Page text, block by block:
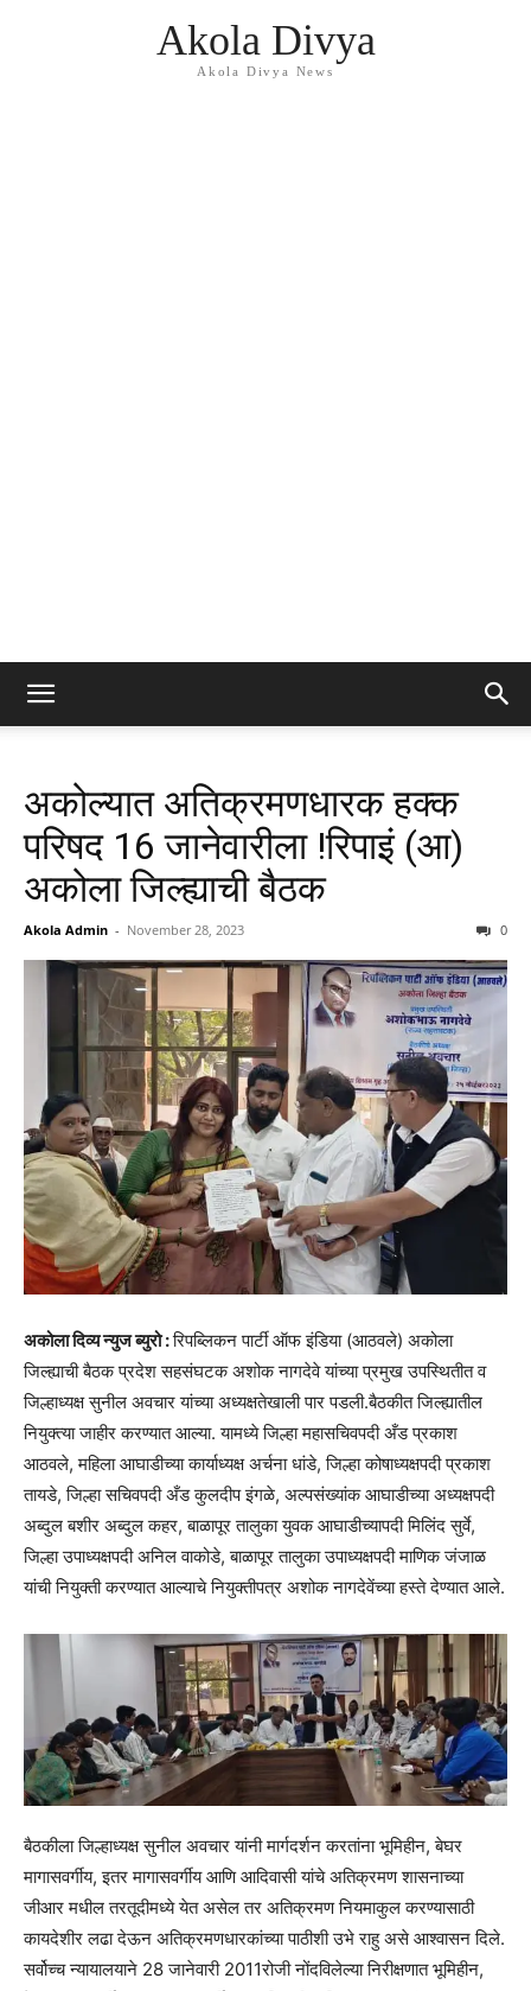
Akola Divya
Akola Divya News
अकोल्यात अतिक्रमणधारक हक्क
परिषद 16 जानेवारीला !रिपाइं (आ)
अकोला जिल्ह्याची बैठक
Akola Admin - November 28, 2023 0
अकोला दिव्य न्युज ब्युरो :रिपब्लिकन पार्टी ऑफ इंडिया (आठवले) अकोला
जिल्ह्याची बैठक प्रदेश सहसंघटक अशोक नागदेवे यांच्या प्रमुख उपस्थितीत व
जिल्हाध्यक्ष सुनील अवचार यांच्या अध्यक्षतेखाली पार पडली.बैठकीत जिल्ह्यातील
नियुक्त्या जाहीर करण्यात आल्या. यामध्ये जिल्हा महासचिवपदी अँड प्रकाश
आठवले, महिला आघाडीच्या कार्याध्यक्ष अर्चना धांडे, जिल्हा कोषाध्यक्षपदी प्रकाश
तायडे, जिल्हा सचिवपदी अँड कुलदीप इंगळे, अल्पसंख्यांक आघाडीच्या अध्यक्षपदी
अब्दुल बशीर अब्दुल कहर, बाळापूर तालुका युवक आघाडीच्यापदी मिलिंद सुर्वे,
जिल्हा उपाध्यक्षपदी अनिल वाकोडे, बाळापूर तालुका उपाध्यक्षपदी माणिक जंजाळ
यांची नियुक्ती करण्यात आल्याचे नियुक्तीपत्र अशोक नागदेवेंच्या हस्ते देण्यात आले.
बैठकीला जिल्हाध्यक्ष सुनील अवचार यांनी मार्गदर्शन करतांना भूमिहीन, बेघर
मागासवर्गीय, इतर मागासवर्गीय आणि आदिवासी यांचे अतिक्रमण शासनाच्या
जीआर मधील तरतूदीमध्ये येत असेल तर अतिक्रमण नियमाकुल करण्यासाठी
कायदेशीर लढा देऊन अतिक्रमणधारकांच्या पाठीशी उभे राहु असे आश्वासन दिले.
सर्वोच्च न्यायालयाने 28 जानेवारी 2011रोजी नोंदविलेल्या निरीक्षणात भूमिहीन,